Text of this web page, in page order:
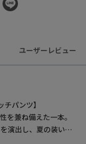
ユーザーレビュー
パンツ】
を兼ね備えた一本。
演出し、夏の装いに